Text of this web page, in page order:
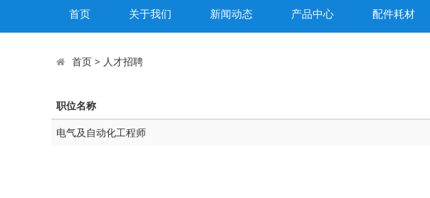
首页 关于我们 新闻动态 产品中心 配件耗材
首页> 人才招聘
职位名称
电气及自动化工程师